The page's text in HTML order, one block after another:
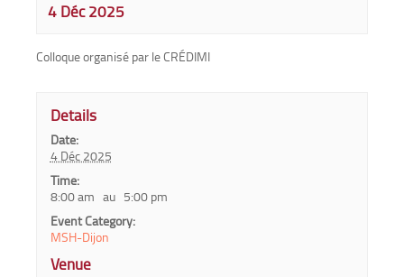
4 Déc 2025
Colloque organisé par le CRÉDIMI
Details
Date:
4 Déc 2025
Time:
8:00 am au 5:00 pm
Event Category:
MSH-Dijon
Venue